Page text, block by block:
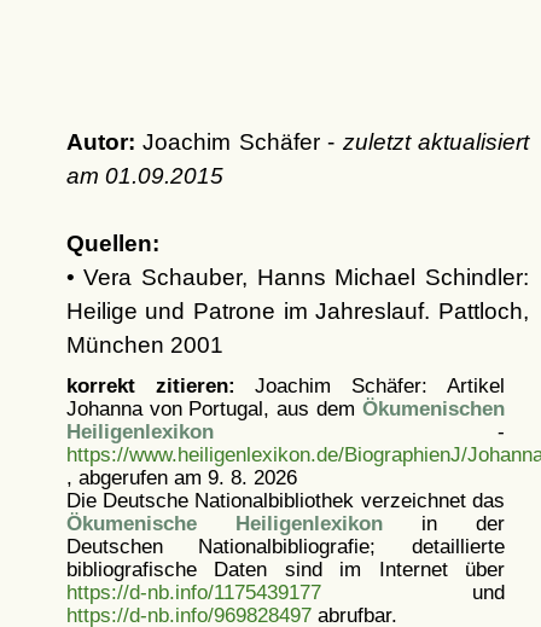
Autor: Joachim Schäfer - zuletzt aktualisiert
am 01.09.2015
Quellen:
• Vera Schauber, Hanns Michael Schindler:
Heilige und Patrone im Jahreslauf. Pattloch,
München 2001
korrekt zitieren: Joachim Schäfer: Artikel
Johanna von Portugal, aus dem Ökumenischen
Heiligenlexikon-
https://www.heiligenlexikon.de/BiographienJ/
, abgerufen am 9. 8. 2026
Die Deutsche Nationalbibliothek verzeichnet das
Ökumenische Heiligenlexikonin der
Deutschen Nationalbibliografie; detaillierte
bibliografische Daten sind im Internet über
https://d-nb.info/1175439177und
https://d-nb.info/969828497abrufbar.